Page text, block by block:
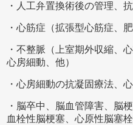
・人工弁置換術後の管理、
・心筋症（拡張型心筋症、
・不整脈（上室期外収縮、
心房細動、他）
・心房細動の抗凝固療法、
・脳卒中、脳血管障害、脳
血栓性脳梗塞、心原性脳塞